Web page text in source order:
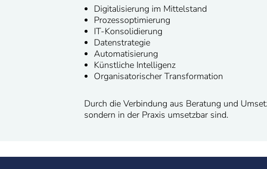
Digitalisierung im Mittelstand
Prozessoptimierung
IT-Konsolidierung
Datenstrategie
Automatisierung
Künstliche Intelligenz
Organisatorischer Transformation
Durch die Verbindung aus Beratung und
sondern in der Praxis umsetzbar sind.